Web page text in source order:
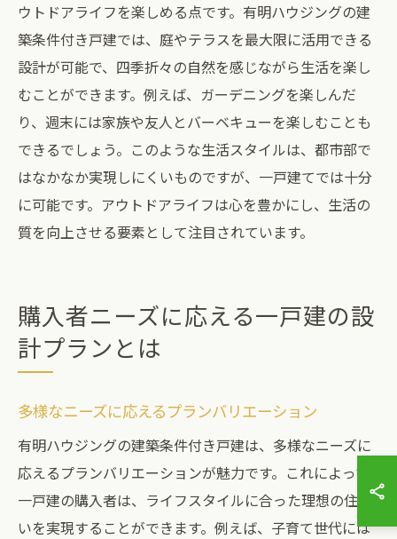
ウトドアライフを楽しめる点です。有明ハウジングの建
築条件付き戸建では、庭やテラスを最大限に活用できる
設計が可能で、四季折々の自然を感じながら生活を楽し
むことができます。例えば、ガーデニングを楽しんだ
り、週末には家族や友人とバーベキューを楽しむことも
できるでしょう。このような生活スタイルは、都市部で
はなかなか実現しにくいものですが、一戸建てでは十分
に可能です。アウトドアライフは心を豊かにし、生活の
質を向上させる要素として注目されています。
購入者ニーズに応える一戸建の設
計プランとは
多様なニーズに応えるプランバリエーション
有明ハウジングの建築条件付き戸建は、多様なニーズに
応えるプランバリエーションが魅力です。これによって
一戸建の購入者は、ライフスタイルに合った理想の住ま
いを実現することができます。例えば、子育て世代には